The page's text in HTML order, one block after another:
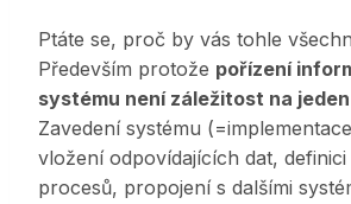
Ptáte se, proč by vás tohle
Především protože pořízení
systému není záležitost na
Zavedení systému
vložení odpovídajících dat,
procesů, propojení s dalšími